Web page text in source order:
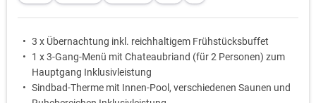
3 x Übernachtung inkl. reichhaltigem Frühstücksbuffet
1 x 3-Gang-Menü mit Chateaubriand (für 2 Personen) zum
Hauptgang Inklusivleistung
Sindbad-Therme mit Innen-Pool, verschiedenen Saunen und